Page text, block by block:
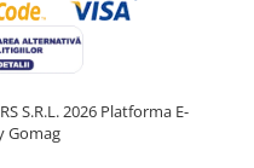
S.R.L. 2026 Platforma E-
Gomag